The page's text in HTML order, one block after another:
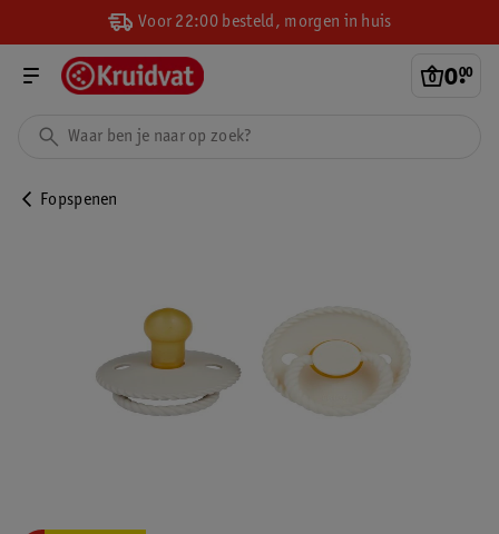
Voor 22:00 besteld, morgen in huis
0.
00
Fopspenen